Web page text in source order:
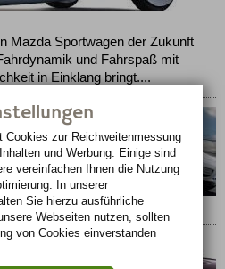
Mazda Sportwagen der Zukunft
und Fahrspaß mit
in Einklang bringt....
von 1989 sorgte
RX-8 bei
eines
für einen Wandel in
Mithra
– Rechtzeitig
Cookies zur Reichweiten­messung
und Werbung. Einige sind
vereinfachen Ihnen die Nutzung
In unserer
Sie hierzu ausführliche
Webseiten nutzen, sollten
von Cookies einverstanden